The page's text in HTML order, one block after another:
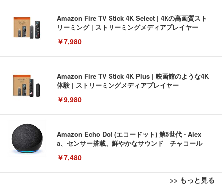
Amazon Fire TV Stick 4K Select | 4Kの高画質スト
リーミング | ストリーミングメディアプレイヤー
￥7,980
Amazon Fire TV Stick 4K Plus | 映画館のような4K
体験 | ストリーミングメディアプレイヤー
￥9,980
Amazon Echo Dot (エコードット) 第5世代 - Alex
a、センサー搭載、鮮やかなサウンド｜チャコール
￥7,480
>> もっと見る